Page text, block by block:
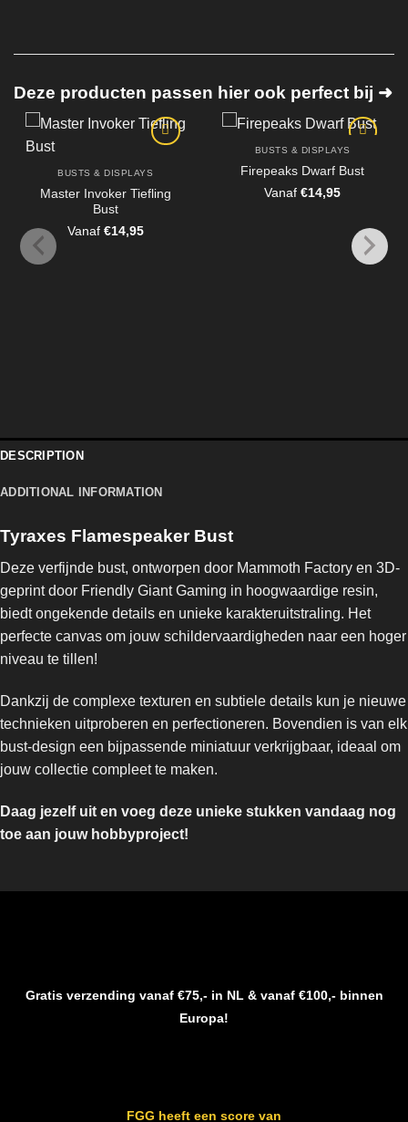
Deze producten passen hier ook perfect bij ➜
BUSTS & DISPLAYS
Master Invoker Tiefling
Bust
Vanaf €14,95
BUSTS & DISPLAYS
Firepeaks Dwarf Bust
Vanaf€14,95
DESCRIPTION
ADDITIONAL INFORMATION
Tyraxes Flamespeaker Bust
Deze verfijnde bust, ontworpen door Mammoth Factory en 3D-
geprint door Friendly Giant Gaming in hoogwaardige resin,
biedt ongekende details en unieke karakteruitstraling. Het
perfecte canvas om jouw schildervaardigheden naar een hoger
niveau te tillen!
Dankzij de complexe texturen en subtiele details kun je nieuwe
technieken uitproberen en perfectioneren. Bovendien is van elk
bust-design een bijpassende miniatuur verkrijgbaar, ideaal om
jouw collectie compleet te maken.
Daag jezelf uit en voeg deze unieke stukken vandaag nog
toe aan jouw hobbyproject!
Gratis verzending vanaf €75,- in NL & vanaf €100,- binnen
Europa!
FGG heeft een score van